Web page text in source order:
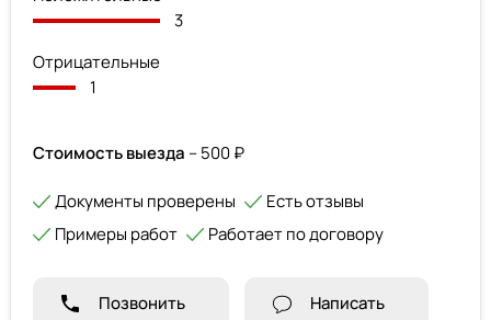
3
Отрицательные
1
Стоимость выезда – 500 ₽
Документы проверены
Есть отзывы
Примеры работ
Работает по договору
Позвонить Написать